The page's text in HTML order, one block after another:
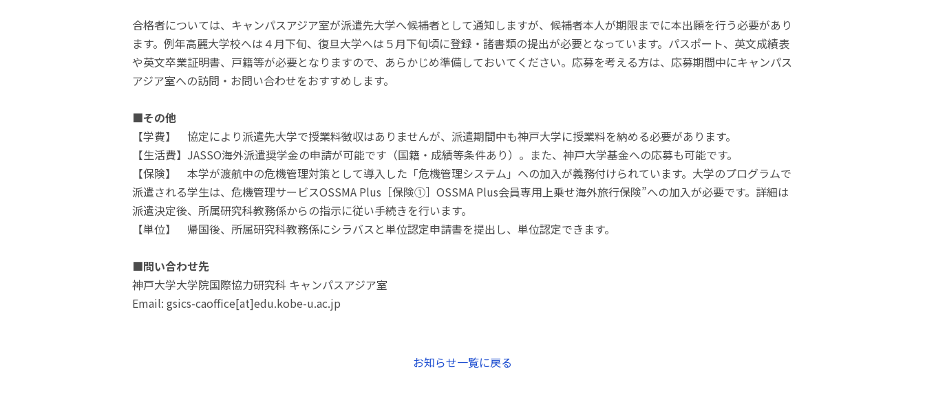
合格者については、キャンパスアジア室が派遣先大学へ候補者として通知しますが、候補者本人が期限までに本出願を行う必要があり
ます。例年高麗大学校へは４月下旬、復旦大学へは５月下旬頃に登録・諸書類の提出が必要となっています。パスポート、英文成績表
や英文卒業証明書、戸籍等が必要となりますので、あらかじめ準備しておいてください。応募を考える方は、応募期間中にキャンパス
アジア室への訪問・お問い合わせをおすすめします。
■その他
【学費】 協定により派遣先大学で授業料徴収はありませんが、派遣期間中も神戸大学に授業料を納める必要があります。
【生活費】JASSO海外派遣奨学金の申請が可能です（国籍・成績等条件あり）。また、神戸大学基金への応募も可能です。
【保険】 本学が渡航中の危機管理対策として導入した「危機管理システム」への加入が義務付けられています。大学のプログラムで
派遣される学生は、危機管理サービスOSSMA Plus［保険①］OSSMA Plus会員専用上乗せ海外旅行保険”への加入が必要です。詳細は
派遣決定後、所属研究科教務係からの指示に従い手続きを行います。
【単位】 帰国後、所属研究科教務係にシラバスと単位認定申請書を提出し、単位認定できます。
■問い合わせ先
神戸大学大学院国際協力研究科 キャンパスアジア室
Email: gsics-caoffice[at]edu.kobe-u.ac.jp
お知らせ一覧に戻る